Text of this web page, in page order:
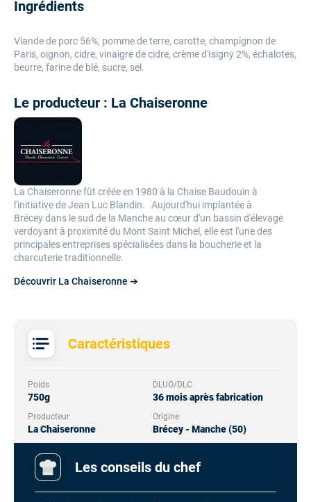
Caractéristiques
Poids
750g
DLUO/DLC
36 mois après fabrication
Producteur
La Chaiseronne
Origine
Brécey - Manche (50)
Les conseils du chef
Ingrédients
Viande de porc 56%, pomme de terre, carotte, champignon de
Paris, oignon, cidre, vinaigre de cidre, crème d'Isigny 2%, échalotes,
beurre, farine de blé, sucre, sel.
Le producteur : La Chaiseronne
La Chaiseronne fût créée en 1980 à la Chaise Baudouin à
l'initiative de Jean Luc Blandin. Aujourd'hui implantée à
Brécey dans le sud de la Manche au cœur d'un bassin d'élevage
verdoyant à proximité du Mont Saint Michel, elle est l'une des
principales entreprises spécialisées dans la boucherie et la
charcuterie traditionnelle.
Découvrir La Chaiseronne ➔